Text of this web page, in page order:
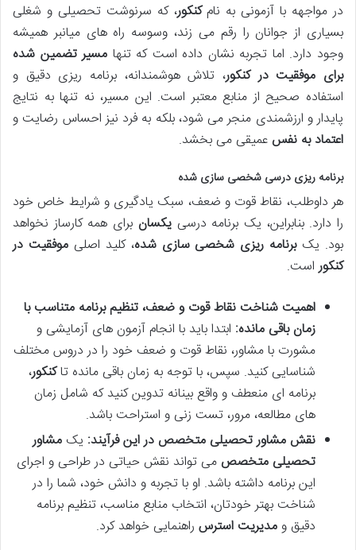
در مواجهه با آزمونی به نامکنکور، که سرنوشت تحصیلی و شغلی
بسیاری از جوانان را رقم می زند، وسوسه راه های میانبر همیشه
وجود دارد. اما تجربه نشان داده است که تنها مسیر تضمین شده
برای موفقیت در کنکور، تلاش هوشمندانه، برنامه ریزی دقیق و
استفاده صحیح از منابع معتبر است. این مسیر، نه تنها به نتایج
پایدار و ارزشمندی منجر می شود، بلکه به فرد نیز احساس رضایت و
اعتماد به نفس عمیقی می بخشد.
برنامه ریزی درسی شخصی سازی شده
هر داوطلب، نقاط قوت و ضعف، سبک یادگیری و شرایط خاص خود
را دارد. بنابراین، یک برنامه درسییکسان برای همه کارساز نخواهد
بود. یکبرنامه ریزی شخصی سازی شده، کلید اصلیموفقیت در
کنکوراست.
اهمیت شناخت نقاط قوت و ضعف، تنظیم برنامه متناسب با
زمان باقی مانده: ابتدا باید با انجام آزمون های آزمایشی و
مشورت با مشاور، نقاط قوت و ضعف خود را در دروس مختلف
شناسایی کنید. سپس، با توجه به زمان باقی مانده تاکنکور،
برنامه ای منعطف و واقع بینانه تدوین کنید که شامل زمان
های مطالعه، مرور، تست زنی و استراحت باشد.
نقش مشاور تحصیلی متخصص در این فرآیند: یک مشاور
تحصیلی متخصص می تواند نقش حیاتی در طراحی و اجرای
این برنامه داشته باشد. او با تجربه و دانش خود، شما را در
شناخت بهتر خودتان، انتخاب منابع مناسب، تنظیم برنامه
دقیق ومدیریت استرس راهنمایی خواهد کرد.